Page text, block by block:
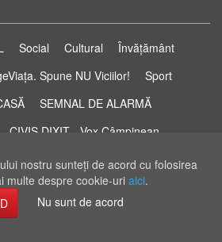
nostru sunteţi de acord cu folosirea
multe despre cookie-uri aici.
Nu sunt de acord
Social Cultural
Învățământ
Spune NU Viciilor!
Sport
SEMNAL DE ALARMĂ
CIVIS DIXIT - Vox Câmpinean
Sănătate
STUDIO ELECTORAL